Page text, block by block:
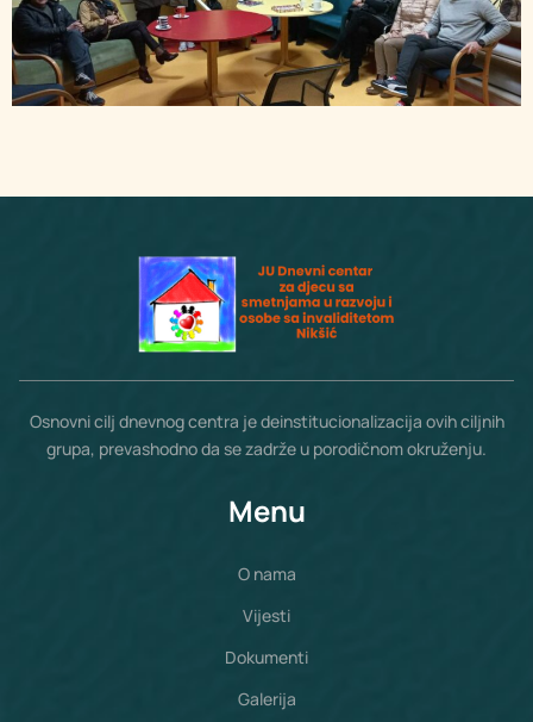
Osnovni cilj dnevnog centra je deinstitucionalizacija ovih ciljnih
grupa, prevashodno da se zadrže u porodičnom okruženju.
Menu
O nama
Vijesti
Dokumenti
Galerija